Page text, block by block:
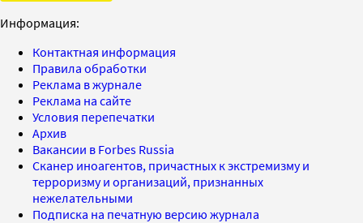
Информация:
Контактная информация
Правила обработки
Реклама в журнале
Реклама на сайте
Условия перепечатки
Архив
Вакансии в Forbes Russia
Сканер иноагентов, причастных к экстремизму и
терроризму и организаций, признанных
нежелательными
Подписка на печатную версию журнала